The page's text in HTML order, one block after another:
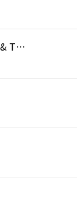
終端の王と異世界の騎士 〜The Endia & The Knights〜